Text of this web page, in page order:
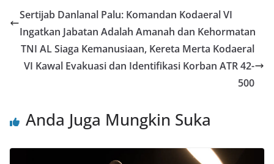
Sertijab Danlanal Palu: Komandan Kodaeral VI
Ingatkan Jabatan Adalah Amanah dan Kehormatan
TNI AL Siaga Kemanusiaan, Kereta Merta Kodaeral
VI Kawal Evakuasi dan Identifikasi Korban ATR 42-
500
Anda Juga Mungkin Suka